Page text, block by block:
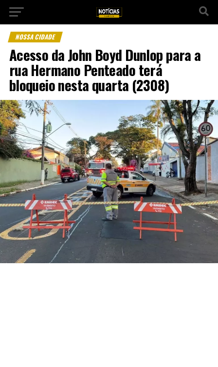
NOSSA CIDADE
Acesso da John Boyd Dunlop para a
rua Hermano Penteado terá
bloqueio nesta quarta (2308)